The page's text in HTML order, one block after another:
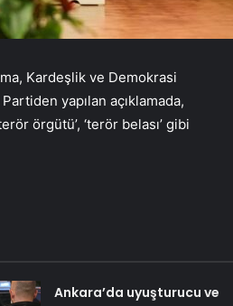
Kardeşlik ve Demokrasi
yapılan açıklamada,
örgütü’, ‘terör belası’ gibi
Ankara’da uyuşturucu ve